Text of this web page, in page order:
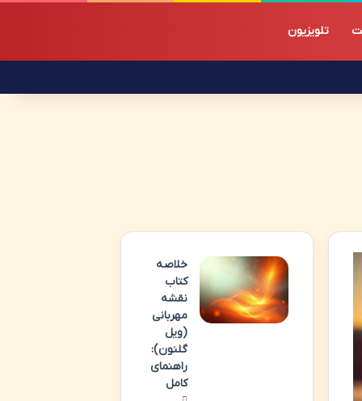
تلویزیون
خلاصه
کتاب
نقشه
مهربانی
(ویل
گلنون):
راهنمای
کامل